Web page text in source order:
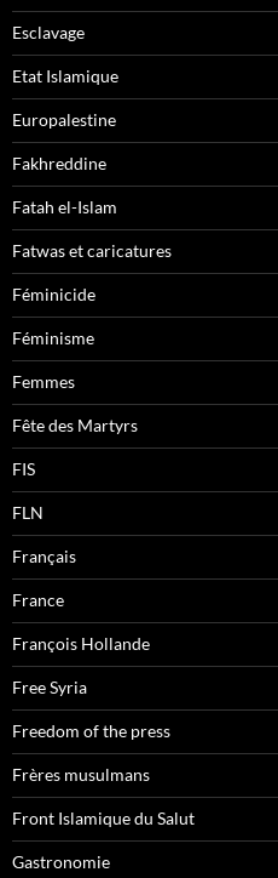
Esclavage
Etat Islamique
Europalestine
Fakhreddine
Fatah el-Islam
Fatwas et caricatures
Féminicide
Féminisme
Femmes
Fête des Martyrs
FIS
FLN
Français
France
François Hollande
Free Syria
Freedom of the press
Frères musulmans
Front Islamique du Salut
Gastronomie